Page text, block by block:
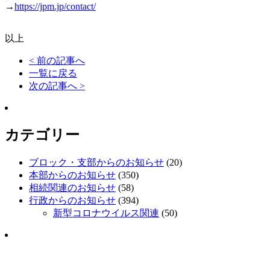
→https://jpm.jp/contact/
以上
< 前の記事へ
一覧に戻る
次の記事へ >
カテゴリー
ブロック・支部からのお知らせ (20)
本部からのお知らせ (350)
相続関連のお知らせ (58)
行政からのお知らせ (394)
新型コロナウイルス関連 (50)